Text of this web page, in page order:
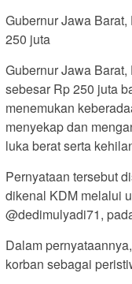
Gubernur Jawa
250 juta
Gubernur Jawa
sebesar Rp 250 juta
menemukan
menyekap dan
luka berat serta
Pernyataan tersebut
dikenal KDM melalui
@dedimulyadi71,
Dalam
korban sebagai